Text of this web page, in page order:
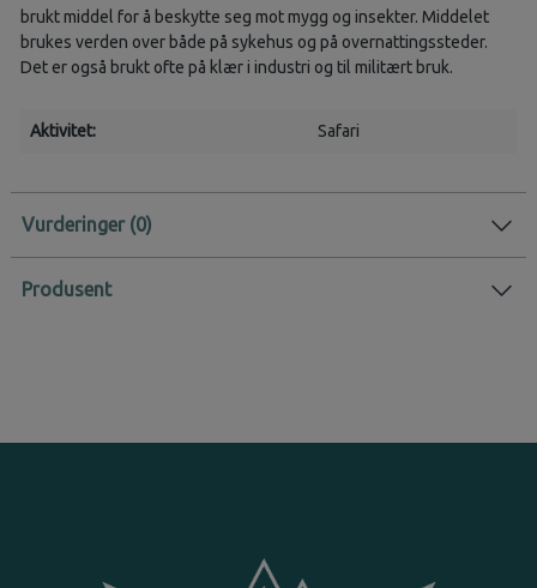
brukt middel for å beskytte seg mot mygg og insekter. Middelet
brukes verden over både på sykehus og på overnattingssteder.
Det er også brukt ofte på klær i industri og til militært bruk.
Aktivitet: Safari
Vurderinger
Produsent